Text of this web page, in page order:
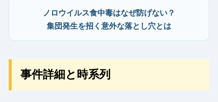
ノロウイルス食中毒はなぜ防げない？
集団発生を招く意外な落とし穴とは
事件詳細と時系列